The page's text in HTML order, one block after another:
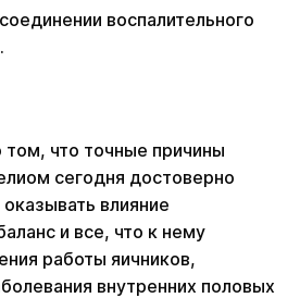
воспалительного
что точные причины
сегодня достоверно
влияние
и все, что к нему
работы яичников,
внутренних половых